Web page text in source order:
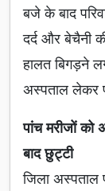
बजे के बाद
दर्द और बेचैनी
हालत बिगड़ने
अस्पताल लेकर
पांच मरीजों को
बाद छुट्टी
जिला अस्पताल